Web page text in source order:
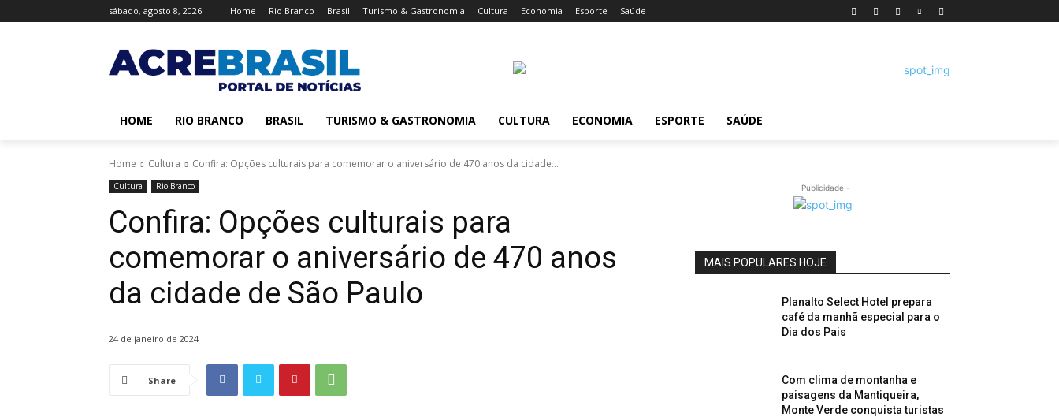
sábado, agosto 8, 2026 Home Rio Branco Brasil Turismo & Gastronomia Cultura Economia Esporte Saúde
HOME RIO BRANCO BRASIL TURISMO & GASTRONOMIA CULTURA ECONOMIA ESPORTE SAÚDE
Home Cultura Confira: Opções culturais para comemorar o aniversário de 470 anos da cidade...
Cultura Rio Branco
Confira: Opções culturais para
comemorar o aniversário de 470 anos
da cidade de São Paulo
24 de janeiro de 2024
Share
- Publicidade -
MAIS POPULARES HOJE
Planalto Select Hotel prepara
café da manhã especial para o
Dia dos Pais
Com clima de montanha e
paisagens da Mantiqueira,
Monte Verde conquista turistas